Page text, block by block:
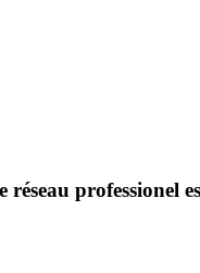
professionel